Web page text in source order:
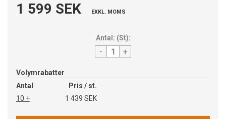
1 599 SEK EXKL. MOMS
Antal: (St):
- +
Volymrabatter
Antal
Pris / st.
10 +
1 439 SEK